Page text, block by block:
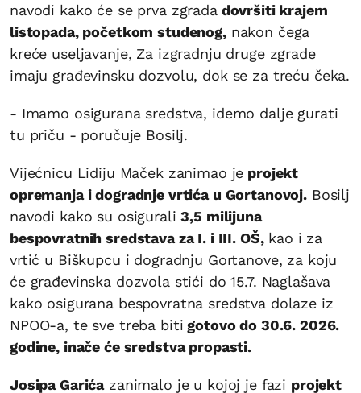
navodi kako će se prva zgrada dovršiti krajem
listopada, početkom studenog,nakon čega
kreće useljavanje, Za izgradnju druge zgrade
imaju građevinsku dozvolu, dok se za treću čeka.
- Imamo osigurana sredstva, idemo dalje gurati
tu priču - poručuje Bosilj.
Vijećnicu Lidiju Maček zanimao je projekt
opremanja i dogradnje vrtića u Gortanovoj.Bosilj
navodi kako su osigurali3,5 milijuna
bespovratnih sredstava za I. i III. OŠ,kao i za
vrtić u Biškupcu i dogradnju Gortanove, za koju
će građevinska dozvola stići do 15.7. Naglašava
kako osigurana bespovratna sredstva dolaze iz
NPOO-a, te sve treba biti gotovo do 30.6. 2026.
godine, inače će sredstva propasti.
Josipa Garićazanimalo je u kojoj je fazi projekt